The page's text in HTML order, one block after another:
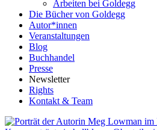
Arbeiten bei Goldegg
Die Bücher von Goldegg
Autor*innen
Veranstaltungen
Blog
Buchhandel
Presse
Newsletter
Rights
Kontakt & Team